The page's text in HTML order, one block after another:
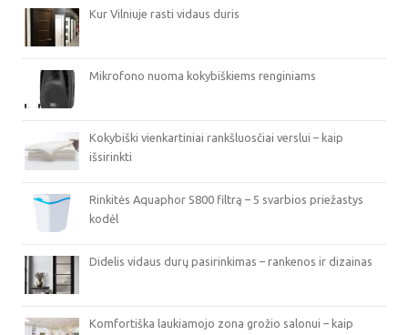
Kur Vilniuje rasti vidaus duris
Mikrofono nuoma kokybiškiems renginiams
Kokybiški vienkartiniai rankšluosčiai verslui – kaip
išsirinkti
Rinkitės Aquaphor S800 filtrą – 5 svarbios priežastys
kodėl
Didelis vidaus durų pasirinkimas – rankenos ir dizainas
Komfortiška laukiamojo zona grožio salonui – kaip